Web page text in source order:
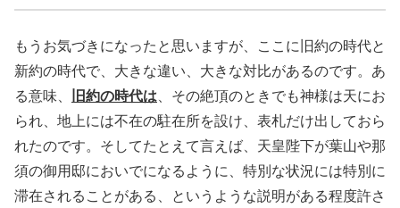
もうお気づきになったと思いますが、ここに旧約の時代と
新約の時代で、大きな違い、大きな対比があるのです。あ
る意味、
旧約の時代は 、その絶頂のときでも神様は天にお
られ、地上には不在の駐在所を設け、表札だけ出しておら
れたのです。そしてたとえて言えば、天皇陛下が葉山や那
須の御用邸においでになるように、特別な状況には特別に
滞在されることがある、というような説明がある程度許さ